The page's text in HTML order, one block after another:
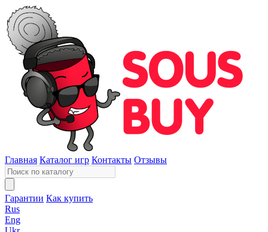
Главная Каталог игр Контакты Отзывы
Гарантии Как купить
Rus
Eng